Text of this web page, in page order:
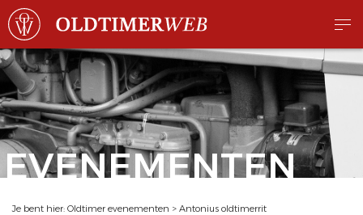
EVENEMENTEN
Je bent hier: Oldtimer evenementen > Antonius oldtimerrit